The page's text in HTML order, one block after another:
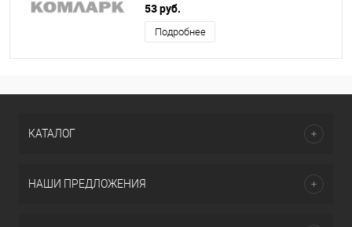
53 руб.
Подробнее
КАТАЛОГ
НАШИ ПРЕДЛОЖЕНИЯ